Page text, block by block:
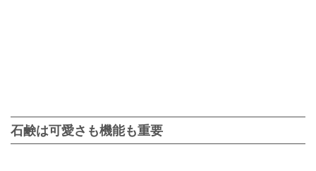
石鹸は可愛さも機能も重要